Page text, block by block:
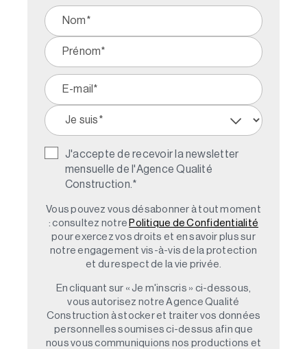
J'accepte de recevoir la newsletter
mensuelle de l'Agence Qualité
Construction. *
Vous pouvez vous désabonner à tout moment
: consultez notre Politique de Confidentialité
pour exercez vos droits et en savoir plus sur
notre engagement vis-à-vis de la protection
et du respect de la vie privée.
En cliquant sur « Je m'inscris » ci-dessous,
vous autorisez notre Agence Qualité
Construction à stocker et traiter vos données
personnelles soumises ci-dessus afin que
nous vous communiquions nos productions et